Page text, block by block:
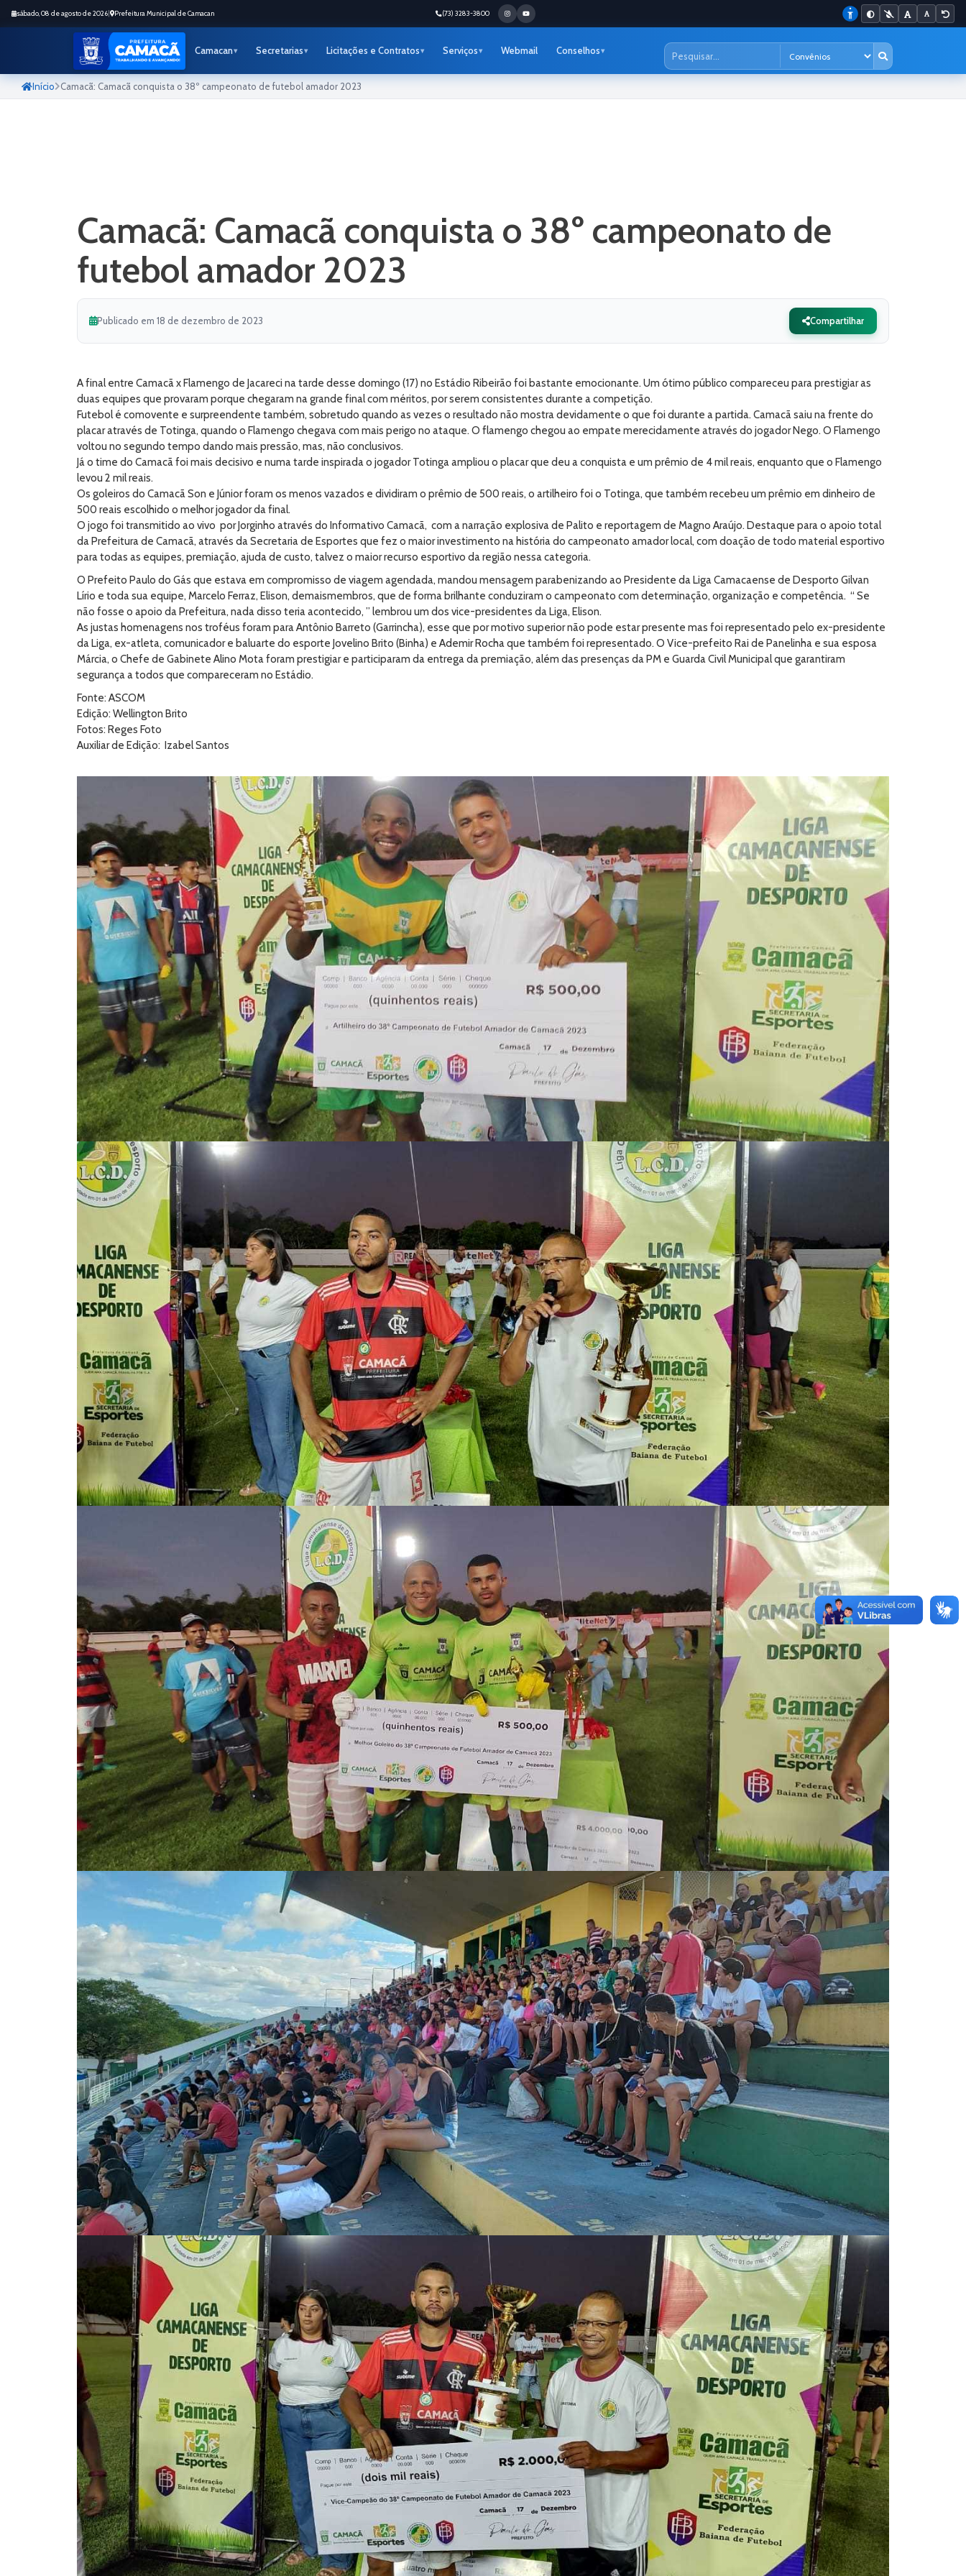
sábado, 08 de agosto de 2026 Prefeitura Municipal de Camacan (73) 3283-3800
Camacan Secretarias Licitações e Contratos Serviços Webmail Conselhos
Início Camacã: Camacã conquista o 38º campeonato de futebol amador 2023
Camacã: Camacã conquista o 38º campeonato de
futebol amador 2023
Publicado em 18 de dezembro de 2023 Compartilhar
A final entre Camacã x Flamengo de Jacareci na tarde desse domingo (17) no Estádio Ribeirão foi bastante emocionante. Um ótimo público compareceu para prestigiar as
duas equipes que provaram porque chegaram na grande final com méritos, por serem consistentes durante a competição.
Futebol é comovente e surpreendente também, sobretudo quando as vezes o resultado não mostra devidamente o que foi durante a partida. Camacã saiu na frente do
placar através de Totinga, quando o Flamengo chegava com mais perigo no ataque. O flamengo chegou ao empate merecidamente através do jogador Nego. O Flamengo
voltou no segundo tempo dando mais pressão, mas, não conclusivos.
Já o time do Camacã foi mais decisivo e numa tarde inspirada o jogador Totinga ampliou o placar que deu a conquista e um prêmio de 4 mil reais, enquanto que o Flamengo
levou 2 mil reais.
Os goleiros do Camacã Son e Júnior foram os menos vazados e dividiram o prêmio de 500 reais, o artilheiro foi o Totinga, que também recebeu um prêmio em dinheiro de
500 reais escolhido o melhor jogador da final.
O jogo foi transmitido ao vivo por Jorginho através do Informativo Camacã, com a narração explosiva de Palito e reportagem de Magno Araújo. Destaque para o apoio total
da Prefeitura de Camacã, através da Secretaria de Esportes que fez o maior investimento na história do campeonato amador local, com doação de todo material esportivo
para todas as equipes, premiação, ajuda de custo, talvez o maior recurso esportivo da região nessa categoria.
O Prefeito Paulo do Gás que estava em compromisso de viagem agendada, mandou mensagem parabenizando ao Presidente da Liga Camacaense de Desporto Gilvan
Lírio e toda sua equipe, Marcelo Ferraz, Elison, demaismembros, que de forma brilhante conduziram o campeonato com determinação, organização e competência. “ Se
não fosse o apoio da Prefeitura, nada disso teria acontecido, ” lembrou um dos vice-presidentes da Liga, Elison.
As justas homenagens nos troféus foram para Antônio Barreto (Garrincha), esse que por motivo superior não pode estar presente mas foi representado pelo ex-presidente
da Liga, ex-atleta, comunicador e baluarte do esporte Jovelino Brito (Binha) e Ademir Rocha que também foi representado. O Vice-prefeito Rai de Panelinha e sua esposa
Márcia, o Chefe de Gabinete Alino Mota foram prestigiar e participaram da entrega da premiação, além das presenças da PM e Guarda Civil Municipal que garantiram
segurança a todos que compareceram no Estádio.
Fonte: ASCOM
Edição: Wellington Brito
Fotos: Reges Foto
Auxiliar de Edição: Izabel Santos